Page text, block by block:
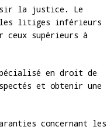
la justice. Le
les litiges inférieurs
supérieurs à
en droit de
et obtenir une
concernant les